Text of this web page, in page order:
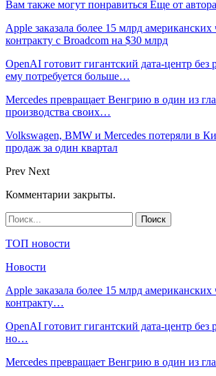
Вам также могут понравиться Еще от автора
Apple заказала более 15 млрд
контракту с Broadcom на $30 млрд
OpenAI готовит гигантский дата-центр
ему потребуется больше…
Mercedes превращает Венгрию в один из
производства своих…
Volkswagen, BMW и Mercedes потеряли в
продаж за один квартал
Prev Next
Комментарии закрыты.
ТОП новости
Новости
Apple заказала более 15 млрд
контракту…
OpenAI готовит гигантский дата-центр
но…
Mercedes превращает Венгрию в один из